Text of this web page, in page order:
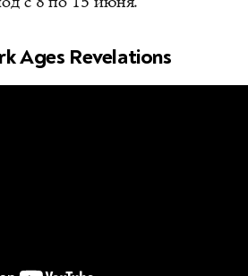
Ages Revelations